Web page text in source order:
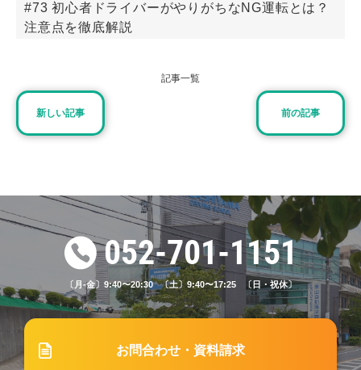
#73 初心者ドライバーがやりがちなNG運転とは？
注意点を徹底解説
2024.10.28
#48「東山自動車学校における標識って？出題され
る試験や例文をご紹介」
#82 東山自動車学校で学ぶ普通免許とは？運転でき
る車の条件までわかりやすく解説
ブログ 2024.06.01
#39「通いで免許を取得する最短の日数は？自動車
学校を早く卒業するためのコツもご紹介」
新しい記事
記事一覧
前の記事
052-701-1151
〔月-金〕9:40〜20:30 〔土〕9:40〜17:25 〔日・祝休〕
お問合わせ・資料請求